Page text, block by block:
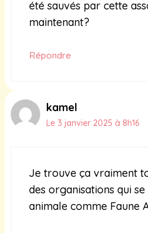
été sauvés par cette
maintenant?
Répondre
kamel
Le 3 janvier 2025 à 8h16
Je trouve ça vraiment
des organisations qui
animale comme Faune